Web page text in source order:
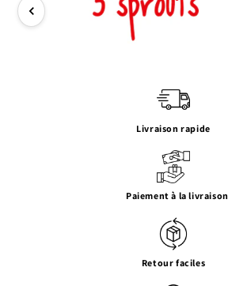
Livraison rapide
Paiement à la livraison
Retour faciles